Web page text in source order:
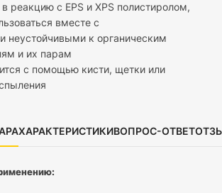
реакцию с EPS и XPS полистиролом,
вместе с
неустойчивыми к органическим
и их парам
с помощью кисти, щетки или
ХАРАКТЕРИСТИКИВОПРОС-ОТВЕТ